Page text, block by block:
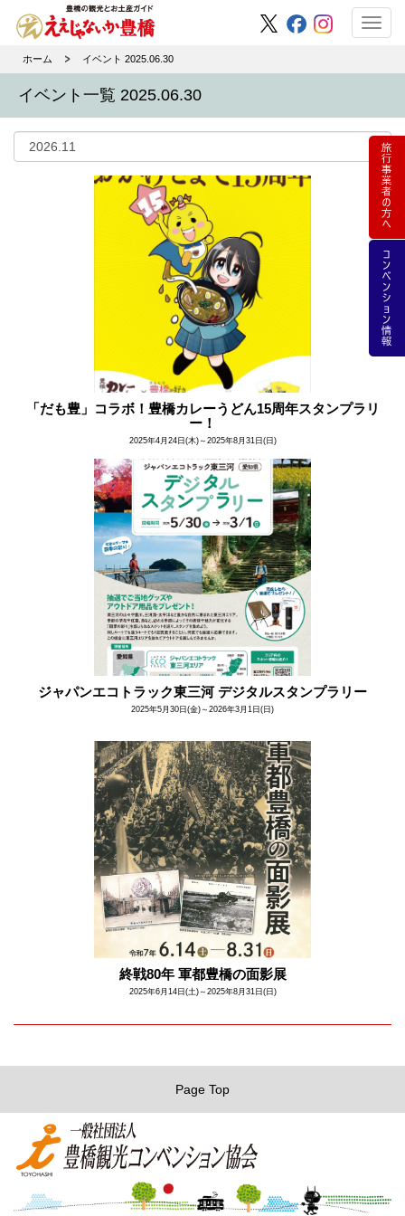
ホーム イベント 2025.06.30
イベント一覧 2025.06.30
「だも豊」コラボ！豊橋カレーうどん15周年スタンプラリ
ー！
2025年4月24日(木)～2025年8月31日(日)
ジャパンエコトラック東三河 デジタルスタンプラリー
2025年5月30日(金)～2026年3月1日(日)
終戦80年 軍都豊橋の面影展
2025年6月14日(土)～2025年8月31日(日)
Page Top